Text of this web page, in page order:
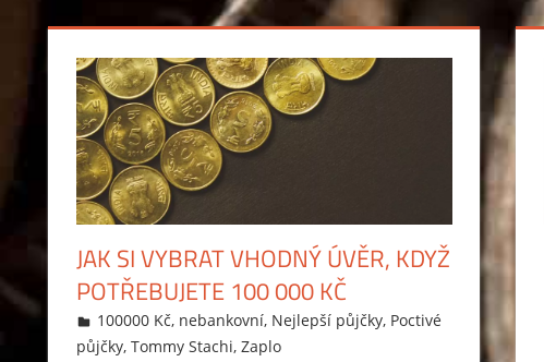
JAK SI VYBRAT VHODNÝ ÚVĚR, KDYŽ
POTŘEBUJETE 100 000 KČ
8.4.2017
Markéta Svobodová
100000 Kč, nebankovní, Nejlepší půjčky, Poctivé
půjčky, Tommy Stachi, Zaplo